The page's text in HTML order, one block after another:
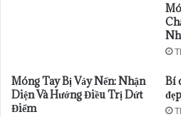
Móng Tay Bị Vảy Nến: Nhận
Diện Và Hướng Điều Trị Dứt
Điểm
Bí